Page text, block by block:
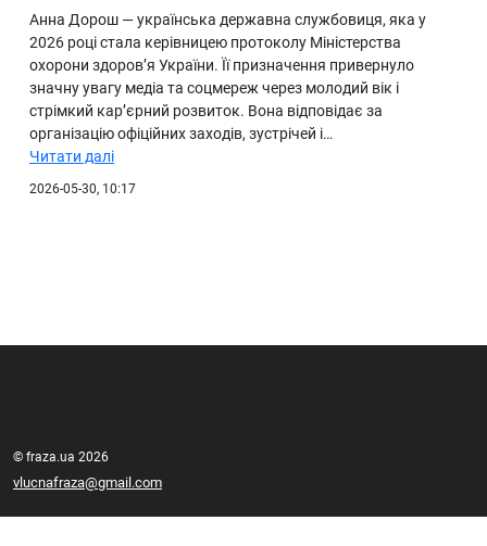
Про нас
Анна Дорош — українська державна службовиця, яка у
2026 році стала керівницею протоколу Міністерства
охорони здоров’я України. Її призначення привернуло
значну увагу медіа та соцмереж через молодий вік і
стрімкий кар’єрний розвиток. Вона відповідає за
організацію офіційних заходів, зустрічей і…
Читати далі
2026-05-30, 10:17
© fraza.ua 2026
vlucnafraza@gmail.com